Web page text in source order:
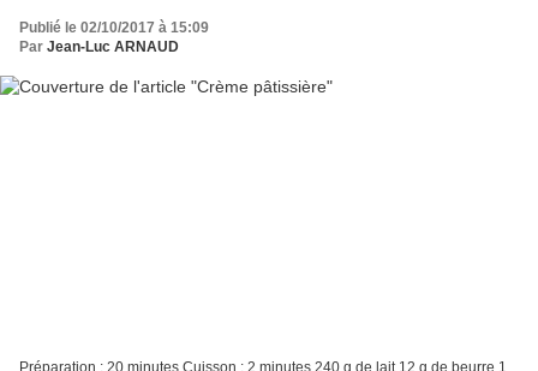
Publié le 02/10/2017 à 15:09
Par Jean-Luc ARNAUD
Préparation : 20 minutes Cuisson : 2 minutes 240 g de lait 12 g de beurre 1